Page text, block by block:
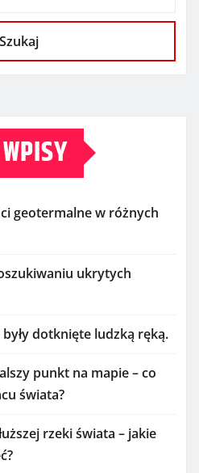
Szukaj
geotermalne w różnych
ukrytych
dotknięte ludzką ręką.
punkt na mapie – co
świata?
rzeki świata – jakie